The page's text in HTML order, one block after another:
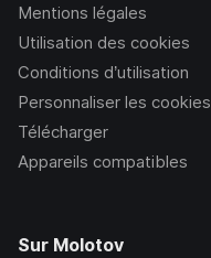
Mentions légales
Utilisation des cookies
Conditions d’utilisation
Personnaliser les cookies
Télécharger
Appareils compatibles
Sur Molotov